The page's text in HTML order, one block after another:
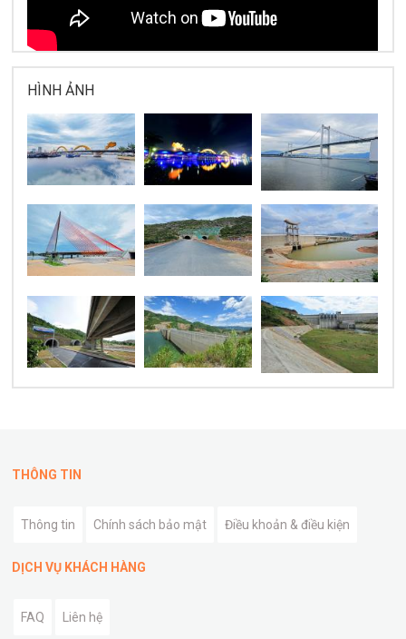
HÌNH ẢNH
THÔNG TIN
Thông tin Chính sách bảo mật Điều khoản & điều kiện
DỊCH VỤ KHÁCH HÀNG
FAQ Liên hệ